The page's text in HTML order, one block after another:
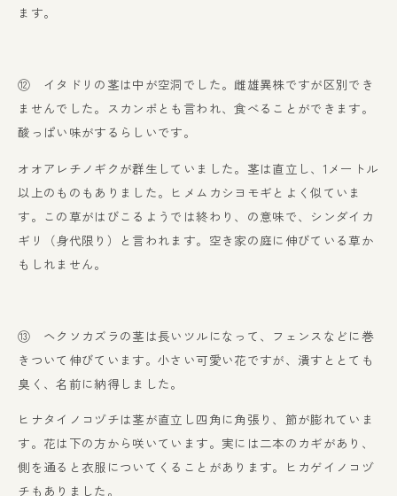
ます。
⑫ イタドリの茎は中が空洞でした。雌雄異株ですが区別でき
ませんでした。スカンポとも言われ、食べることができます。
酸っぱい味がするらしいです。
オオアレチノギクが群生していました。茎は直立し、1メートル
以上のものもありました。ヒメムカシヨモギとよく似ていま
す。この草がはびこるようでは終わり、の意味で、シンダイカ
ギリ（身代限り）と言われます。空き家の庭に伸びている草か
もしれません。
⑬ ヘクソカズラの茎は長いツルになって、フェンスなどに巻
きついて伸びています。小さい可愛い花ですが、潰すととても
臭く、名前に納得しました。
ヒナタイノコヅチは茎が直立し四角に角張り、節が膨れていま
す。花は下の方から咲いています。実には二本のカギがあり、
側を通ると衣服についてくることがあります。ヒカゲイノコヅ
チもありました。